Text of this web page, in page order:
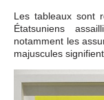
Les tableaux sont
Étatsuniens
notamment les
majuscules